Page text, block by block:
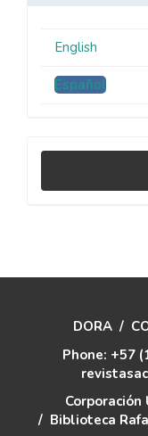
English
Español
Enviar
un
DORA /
Phone: +57
/ Biblioteca